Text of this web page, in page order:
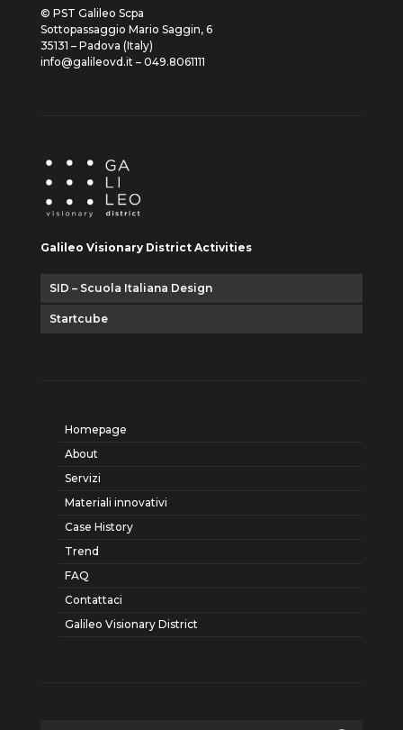
© PST Galileo Scpa
Sottopassaggio Mario Saggin, 6
35131 – Padova (Italy)
info@galileovd.it – 049.8061111
Galileo Visionary District Activities
SID – Scuola Italiana Design
Startcube
Homepage
About
Servizi
Materiali innovativi
Case History
Trend
FAQ
Contattaci
Galileo Visionary District